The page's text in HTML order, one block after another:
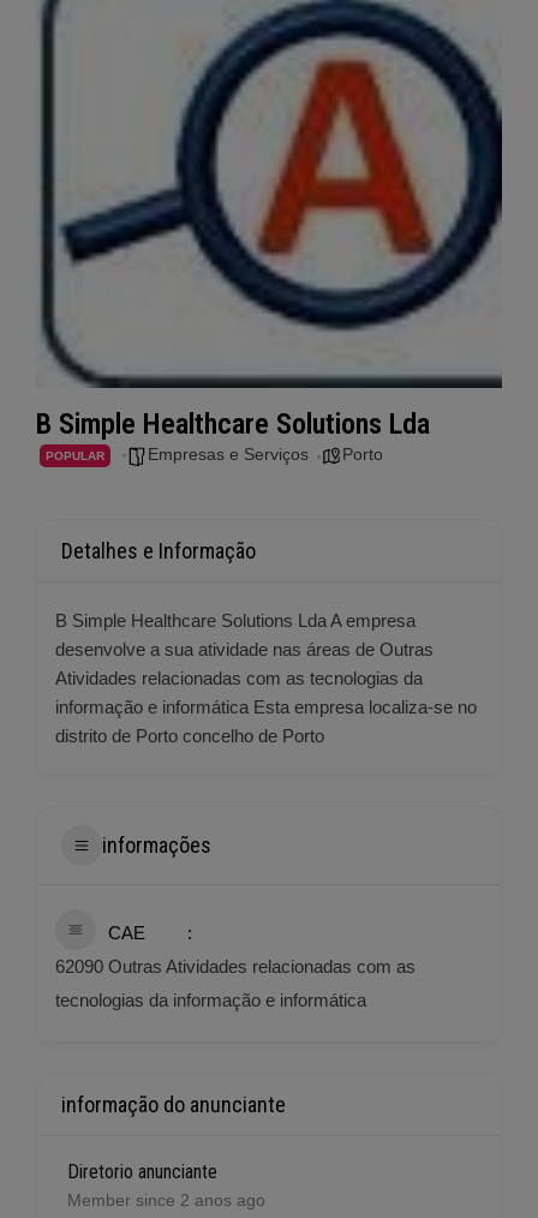
B Simple Healthcare Solutions Lda
POPULAR Empresas e Serviços Porto
Detalhes e Informação
B Simple Healthcare Solutions Lda A empresa
desenvolve a sua atividade nas áreas de Outras
Atividades relacionadas com as tecnologias da
informação e informática Esta empresa localiza-se no
distrito de Porto concelho de Porto
informações
CAE
62090 Outras Atividades relacionadas com as
tecnologias da informação e informática
informação do anunciante
Diretorio anunciante
Member since 2 anos ago